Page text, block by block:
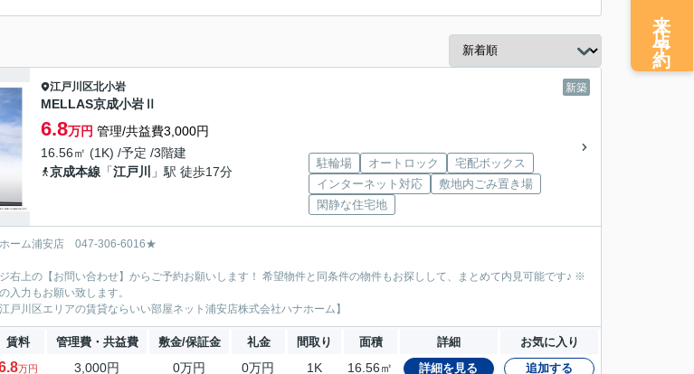
新築
江戸川区北小岩
MELLAS京成小岩Ⅱ
6.8万円 管理/共益費3,000円
16.56㎡ (1K) /予定 /3階建
京成本線 「江戸川 」駅 徒歩17分
駐輪場 オートロック
宅配ボックス
インターネット対応
敷地内ごみ置き場
閑静な住宅地
ーム浦安店 047-306-6016★
右上の【お問い合わせ】からご予約お願いします！ 希望物件と同条件の物件もお探しして、まとめて内見可能です♪ ※
入力もお願い致します。
戸川区エリアの賃貸ならいい部屋ネット浦安店株式会社ハナホーム】
賃料 管理費・共益費 敷金/保証金 礼金 間取り 面積 詳細 お気に入り
万円 3,000円 0万円 0万円 1K 16.56㎡ 詳細を見る 追加する
来店予約